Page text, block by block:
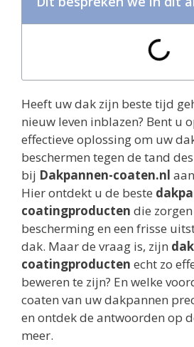
Heeft uw dak zijn beste tijd
nieuw leven inblazen? Bent u
effectieve oplossing om uw
beschermen tegen de tand
bij Dakpannen-coaten.nl
Hier ontdekt u de beste
coatingproducten die
bescherming en een frisse
dak. Maar de vraag is, zijn
coatingproducten echt zo
beweren te zijn? En welke
coaten van uw dakpannen
en ontdek de antwoorden op
meer.